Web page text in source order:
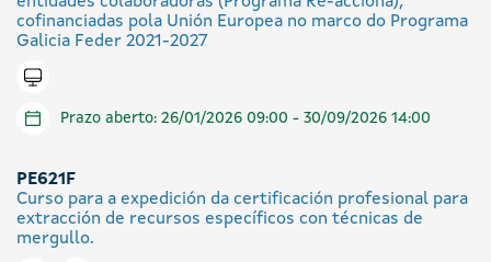
cofinanciadas pola Unión Europea no marco do Programa
Galicia Feder 2021-2027
Tramitar en liña
Prazo aberto: 26/01/2026 09:00 - 30/09/2026 14:00
PE621F
Curso para a expedición da certificación profesional para
extracción de recursos específicos con técnicas de
mergullo.